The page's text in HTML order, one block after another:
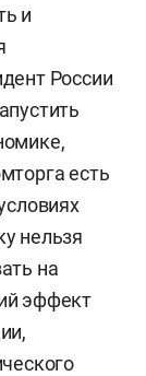
и
России
есть
нельзя
на
эффект